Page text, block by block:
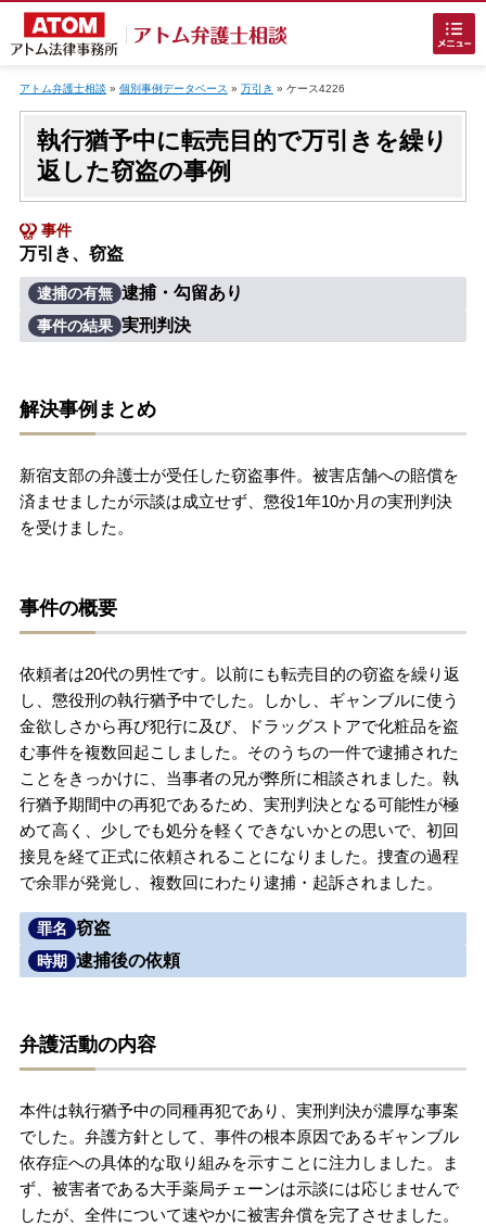
ホームに戻る
刑事事件でお困りの方
刑事事件の無料相談
接見・面会を弁護士に依頼
刑事事件を示談で解決したい
アトムについて
弁護士紹介
弁護士費用
アクセス
解決実績
ご依頼者からのお手紙
刑事事件データベース
アトム弁護士相談 » 個別事例データベース » 万引き » ケース4226
執行猶予中に転売目的で万引きを繰り
返した窃盗の事例
事件
万引き、窃盗
逮捕の有無 逮捕・勾留あり
事件の結果 実刑判決
解決事例まとめ
新宿支部の弁護士が受任した窃盗事件。被害店舗への賠償を
済ませましたが示談は成立せず、懲役1年10か月の実刑判決
を受けました。
事件の概要
依頼者は20代の男性です。以前にも転売目的の窃盗を繰り返
し、懲役刑の執行猶予中でした。しかし、ギャンブルに使う
金欲しさから再び犯行に及び、ドラッグストアで化粧品を盗
む事件を複数回起こしました。そのうちの一件で逮捕された
ことをきっかけに、当事者の兄が弊所に相談されました。執
行猶予期間中の再犯であるため、実刑判決となる可能性が極
めて高く、少しでも処分を軽くできないかとの思いで、初回
接見を経て正式に依頼されることになりました。捜査の過程
で余罪が発覚し、複数回にわたり逮捕・起訴されました。
罪名 窃盗
時期 逮捕後の依頼
弁護活動の内容
本件は執行猶予中の同種再犯であり、実刑判決が濃厚な事案
でした。弁護方針として、事件の根本原因であるギャンブル
依存症への具体的な取り組みを示すことに注力しました。ま
ず、被害者である大手薬局チェーンは示談には応じませんで
したが、全件について速やかに被害弁償を完了させました。